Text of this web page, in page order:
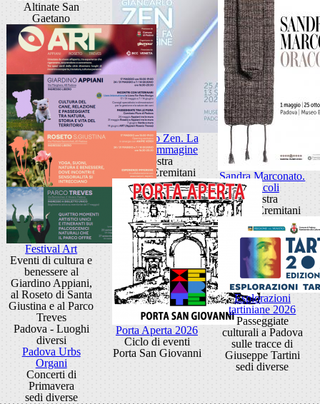
Altinate San
Gaetano
Giancarlo Zen. La
luce fa l'immagine
Mostra
Museo Eremitani
Sandra Marconato.
Oracoli
Mostra
Museo Eremitani
Festival Art
Eventi di cultura e
benessere al
Giardino Appiani,
al Roseto di Santa
Giustina e al Parco
Treves
Padova - Luoghi
diversi
Porta Aperta 2026
Ciclo di eventi
Porta San Giovanni
Esplorazioni
tartiniane 2026
Passeggiate
culturali a Padova
sulle tracce di
Giuseppe Tartini
sedi diverse
Padova Urbs
Organi
Concerti di
Primavera
sedi diverse